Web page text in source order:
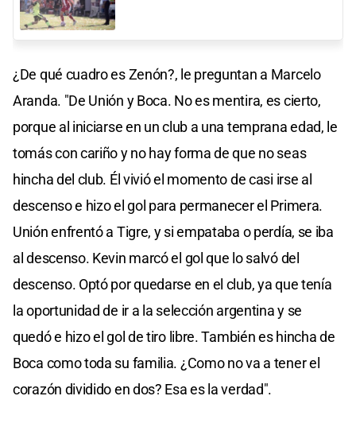
¿De qué cuadro es Zenón?, le preguntan a Marcelo
Aranda. "De Unión y Boca. No es mentira, es cierto,
porque al iniciarse en un club a una temprana edad, le
tomás con cariño y no hay forma de que no seas
hincha del club. Él vivió el momento de casi irse al
descenso e hizo el gol para permanecer el Primera.
Unión enfrentó a Tigre, y si empataba o perdía, se iba
al descenso. Kevin marcó el gol que lo salvó del
descenso. Optó por quedarse en el club, ya que tenía
la oportunidad de ir a la selección argentina y se
quedó e hizo el gol de tiro libre. También es hincha de
Boca como toda su familia. ¿Como no va a tener el
corazón dividido en dos? Esa es la verdad".